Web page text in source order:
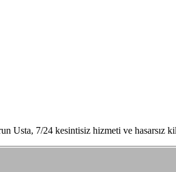
Usta, 7/24 kesintisiz hizmeti ve hasarsız